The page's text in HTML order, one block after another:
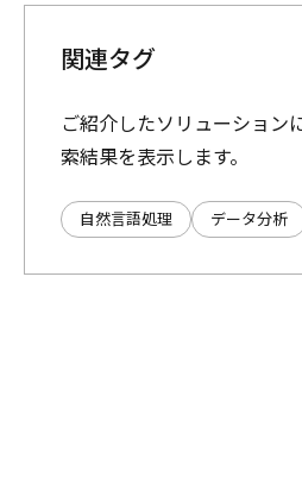
関連タグ
ご紹介したソリューション
索結果を表示します。
自然言語処理 データ分析